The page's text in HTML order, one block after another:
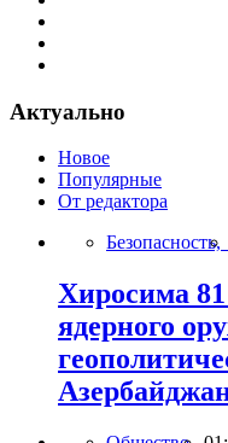
Актуально
Новое
Популярные
От редактора
Безопасность,
Хиросима 81
ядерного